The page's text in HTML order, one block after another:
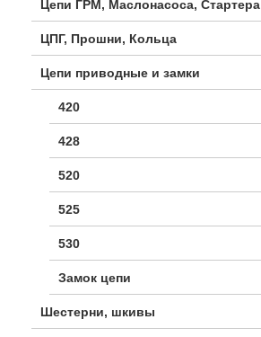
Цепи ГРМ, Маслонасоса, Стартера
ЦПГ, Прошни, Кольца
Цепи приводные и замки
420
428
520
525
530
Замок цепи
Шестерни, шкивы